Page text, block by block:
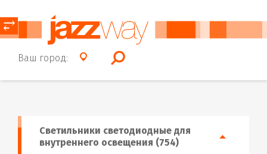
Ваш город:
⥂
Светильники светодиодные для
внутреннего освещения (754)